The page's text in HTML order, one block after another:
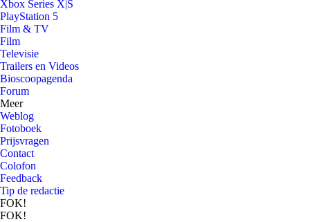
Xbox Series X|S
PlayStation 5
Film & TV
Film
Televisie
Trailers en Videos
Bioscoopagenda
Forum
Meer
Weblog
Fotoboek
Prijsvragen
Contact
Colofon
Feedback
Tip de redactie
FOK!
FOK!